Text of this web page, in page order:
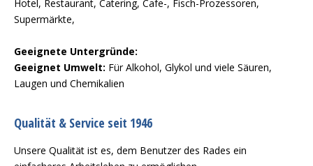
Hotel, Restaurant, Catering, Cafe-, Fisch-Prozessoren,
Supermärkte,
Geeignete Untergründe:
Geeignet Umwelt: Für Alkohol, Glykol und viele Säuren,
Laugen und Chemikalien
Qualität & Service seit 1946
Unsere Qualität ist es, dem Benutzer des Rades ein